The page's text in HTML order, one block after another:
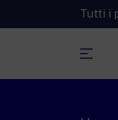
Tutti i